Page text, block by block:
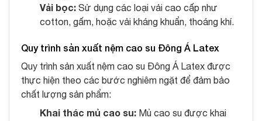
Vải bọc: Sử dụng các loại vải cao cấp như
cotton, gấm, hoặc vải kháng khuẩn, thoáng khí.
Quy trình sản xuất nệm cao su Đông Á Latex
Quy trình sản xuất nệm cao su Đông Á Latex được
thực hiện theo các bước nghiêm ngặt để đảm bảo
chất lượng sản phẩm:
Khai thác mủ cao su: Mủ cao su được khai